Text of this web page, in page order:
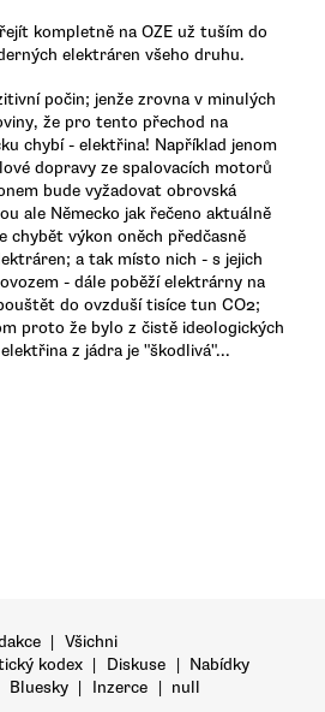
kompletně na OZE už tuším do
elektráren všeho druhu.
počin; jenže zrovna v minulých
že pro tento přechod na
chybí - elektřina! Například jenom
dopravy ze spalovacích motorů
bude vyžadovat obrovská
ale Německo jak řečeno aktuálně
chybět výkon oněch předčasně
a tak místo nich - s jejich
- dále poběží elektrárny na
do ovzduší tisíce tun CO2;
proto že bylo z čistě ideologických
z jádra je "škodlivá"...
| Všichni
kodex | Diskuse | Nabídky
Bluesky | Inzerce | null